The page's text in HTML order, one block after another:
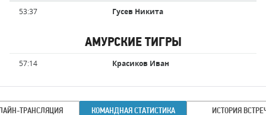
53:37
Гусев Никита
АМУРСКИЕ ТИГРЫ
Время Имя
игрока
57:14 Красиков Иван
ТРАНСЛЯЦИЯ КОМАНДНАЯ СТАТИСТИКА ИСТОРИЯ